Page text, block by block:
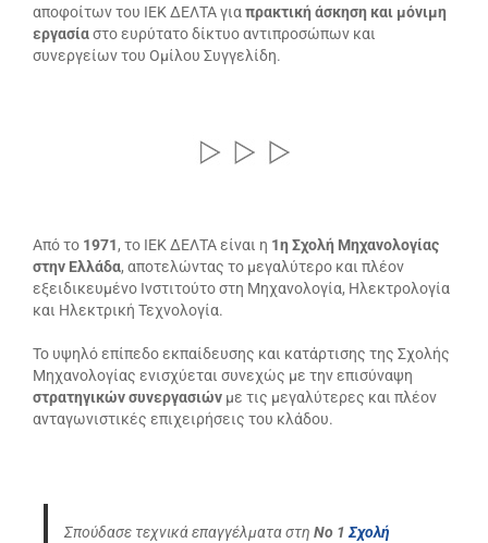
αποφοίτων του ΙΕΚ ΔΕΛΤΑ για πρακτική άσκηση και μόνιμη
εργασίαστο ευρύτατο δίκτυο αντιπροσώπων και
συνεργείων του Ομίλου Συγγελίδη.
Από το 1971, το ΙΕΚ ΔΕΛΤΑ είναι η 1η Σχολή Μηχανολογίας
στην Ελλάδα, αποτελώντας το μεγαλύτερο και πλέον
εξειδικευμένο Ινστιτούτο στη Μηχανολογία, Ηλεκτρολογία
και Ηλεκτρική Τεχνολογία.
Το υψηλό επίπεδο εκπαίδευσης και κατάρτισης της Σχολής
Μηχανολογίας ενισχύεται συνεχώς με την επισύναψη
στρατηγικών συνεργασιών με τις μεγαλύτερες και πλέον
ανταγωνιστικές επιχειρήσεις του κλάδου.
Σπούδασε τεχνικά επαγγέλματα στη Νο 1 Σχολή